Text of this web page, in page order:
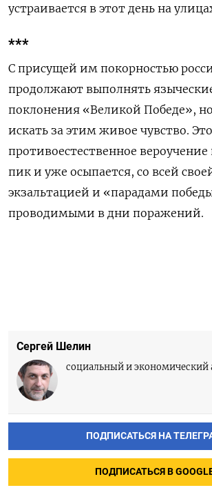
устраивается в этот день на
***
С присущей им покорностью
продолжают выполнять
поклонения «Великой Победе»,
искать за этим живое чувство. Это
противоестественное
пик и уже осыпается, со всей
экзальтацией и «парадами
проводимыми в дни поражений.
Сергей Шелин
социальный и экономический
ПОДПИСАТЬСЯ НА
ПОДПИСАТЬСЯ В